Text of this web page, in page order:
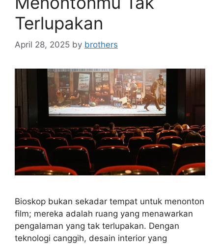
Terlupakan
April 28, 2025 by brothers
Bioskop bukan sekadar tempat untuk menonton
film; mereka adalah ruang yang menawarkan
pengalaman yang tak terlupakan. Dengan
teknologi canggih, desain interior yang